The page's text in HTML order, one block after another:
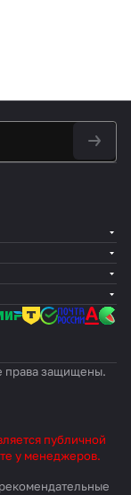
права защищены.
публичной
у менеджеров.
рекомендательные